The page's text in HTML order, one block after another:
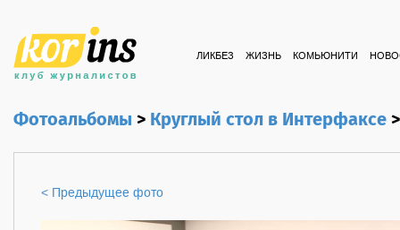
ЛИКБЕЗ ЖИЗНЬ КОМЬЮНИТИ
Фотоальбомы>Круглый стол в Интерфаксе
< Предыдущее фото